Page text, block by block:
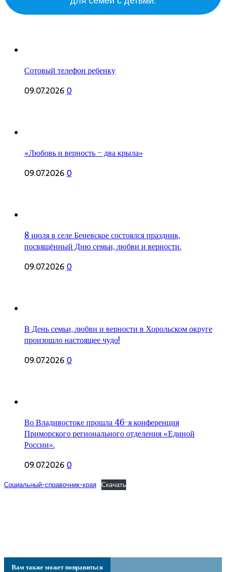
Сотовый телефон ребенку
09.07.2026 0
«Любовь и верность – два крыла»
09.07.2026 0
8 июля в селе Беневское состоялся праздник,
посвящённый Дню семьи, любви и верности.
09.07.2026 0
В День семьи, любви и верности в Хорольском округе
произошло настоящее чудо!
09.07.2026 0
Во Владивостоке прошла 46-я конференция
Приморского регионального отделения «Единой
России».
09.07.2026 0
Социальный-справочник-края Скачать
Вам также может понравиться